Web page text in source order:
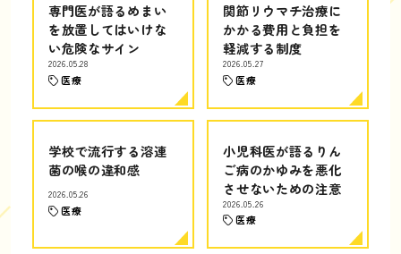
専門医が語るめまい
を放置してはいけな
い危険なサイン
2026.05.28
医療
関節リウマチ治療に
かかる費用と負担を
軽減する制度
2026.05.27
医療
学校で流行する溶連
菌の喉の違和感
2026.05.26
医療
小児科医が語るりん
ご病のかゆみを悪化
させないための注意
2026.05.26
医療